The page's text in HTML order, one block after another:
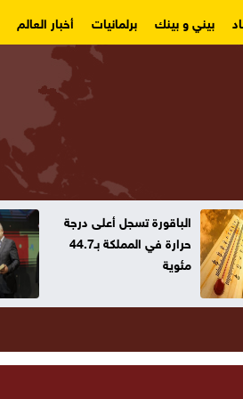
بيني و بينك برلمانيات أخبار العالم
الباقورة تسجل أعلى درجة
حرارة في المملكة بـ44.7
مئوية